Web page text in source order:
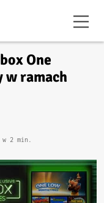
One
w ramach
2 min.